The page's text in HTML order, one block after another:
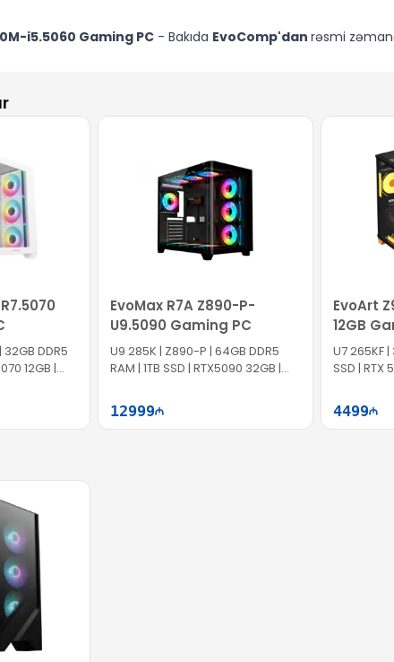
i5.5060 Gaming PC- Bakıda EvoComp'dan rəsmi
32GB DDR5
12GB |
EvoMax R7A Z890-P-
U9.5090 Gaming PC
U9 285K | Z890-P | 64GB DDR5
RAM | 1TB SSD | RTX5090 32GB |
12999
EvoArt
12GB
U7 265KF |
SSD | RTX
4499